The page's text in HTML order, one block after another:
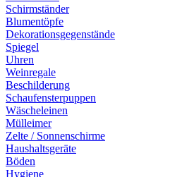
Schirmständer
Blumentöpfe
Dekorationsgegenstände
Spiegel
Uhren
Weinregale
Beschilderung
Schaufensterpuppen
Wäscheleinen
Mülleimer
Zelte / Sonnenschirme
Haushaltsgeräte
Böden
Hygiene